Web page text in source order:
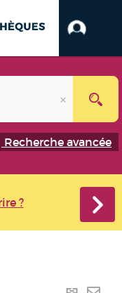
Recherche avancée
?
Lien